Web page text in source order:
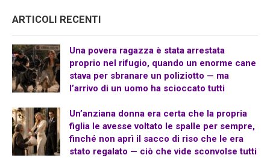
ARTICOLI RECENTI
Una povera ragazza è stata arrestata
proprio nel rifugio, quando un enorme cane
stava per sbranare un poliziotto — ma
l’arrivo di un uomo ha scioccato tutti
Un’anziana donna era certa che la propria
figlia le avesse voltato le spalle per sempre,
finché non aprì il sacco di riso che le era
stato regalato — ciò che vide sconvolse tutti